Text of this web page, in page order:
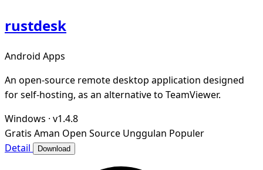
rustdesk
Android Apps
An open-source remote desktop application designed
for self-hosting, as an alternative to TeamViewer.
Windows · v1.4.8
Gratis Aman Open Source Unggulan Populer
Detail
Download